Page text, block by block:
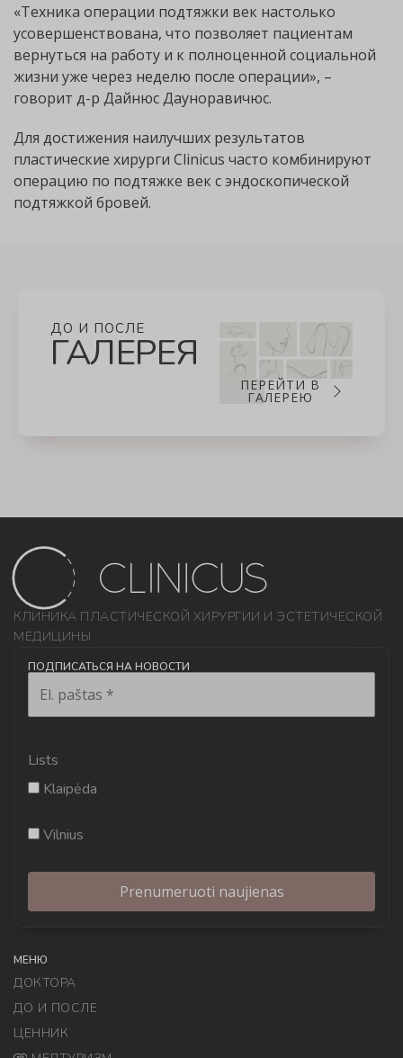
«Техника операции подтяжки век настолько
усовершенствована, что позволяет пациентам
вернуться на работу и к полноценной социальной
жизни уже через неделю после операции», –
говорит д-р Дайнюс Дауноравичюс.
Для достижения наилучших результатов
пластические хирурги Clinicus часто комбинируют
операцию по подтяжке век с эндоскопической
подтяжкой бровей.
ДО И ПОСЛЕ
ГАЛЕРЕЯ
ПЕРЕЙТИ В
ГАЛЕРЕЮ
КЛИНИКА ПЛАСТИЧЕСКОЙ ХИРУРГИИ И ЭСТЕТИЧЕСКОЙ
МЕДИЦИНЫ
ПОДПИСАТЬСЯ НА НОВОСТИ
Lists
Klaipėda
Vilnius
МЕНЮ
ДОКТОРА
ДО И ПОСЛЕ
ЦЕННИК